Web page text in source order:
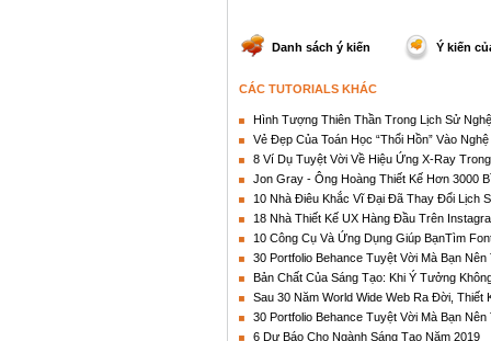
Danh sách ý kiến Ý kiến
CÁC TUTORIALS KHÁC
Hình Tượng Thiên Thần Trong Lịch Sử
Vẻ Đẹp Của Toán Học “Thổi Hồn” Vào
8 Ví Dụ Tuyệt Vời Về Hiệu Ứng X-Ray
Jon Gray - Ông Hoàng Thiết Kế Hơn 3000
10 Nhà Điêu Khắc Vĩ Đại Đã Thay Đổi Lịch
18 Nhà Thiết Kế UX Hàng Đầu Trên
10 Công Cụ Và Ứng Dụng Giúp BạnTìm
30 Portfolio Behance Tuyệt Vời Mà Bạn Nên
Bản Chất Của Sáng Tạo: Khi Ý Tưởng
Sau 30 Năm World Wide Web Ra Đời,
30 Portfolio Behance Tuyệt Vời Mà Bạn Nên
6 Dự Báo Cho Ngành Sáng Tạo Năm 2019